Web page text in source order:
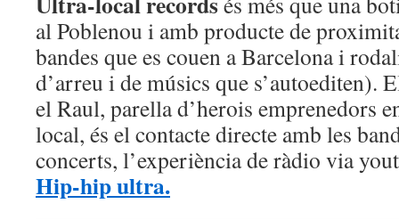
al Poblenou i amb producte de
bandes que es couen a Barcelona i
d’arreu i de músics que s’autoediten).
el Raul, parella d’herois emprenedors
local, és el contacte directe amb les
concerts, l’experiència de ràdio via
Hip-hip ultra.